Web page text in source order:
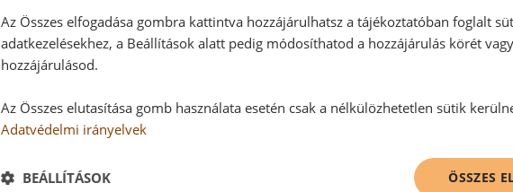
Vélemény írásához, kérjük,
Az Összes elfogadása gombra kattintva hozzájárulhatsz a tájékoztatóban foglalt
adatkezelésekhez, a Beállítások alatt pedig módosíthatod a hozzájárulás körét
hozzájárulásod.
Az Összes elutasítása gomb használata esetén csak a nélkülözhetetlen sütik
Adatvédelmi irányelvek
ÖSSZES
BEÁLLÍTÁSOK